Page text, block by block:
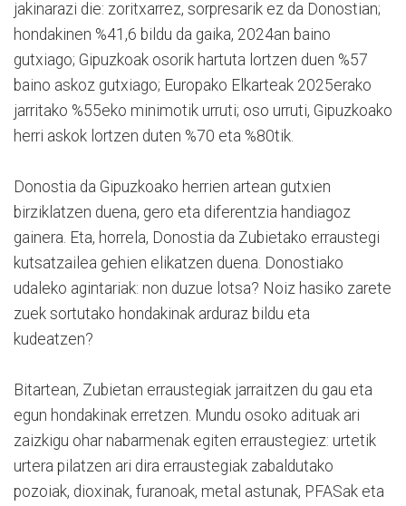
jakinarazi die: zoritxarrez, sorpresarik ez da Donostian;
hondakinen %41,6 bildu da gaika, 2024an baino
gutxiago; Gipuzkoak osorik hartuta lortzen duen %57
baino askoz gutxiago; Europako Elkarteak 2025erako
jarritako %55eko minimotik urruti; oso urruti, Gipuzkoako
herri askok lortzen duten %70 eta %80tik.
Donostia da Gipuzkoako herrien artean gutxien
birziklatzen duena, gero eta diferentzia handiagoz
gainera. Eta, horrela, Donostia da Zubietako erraustegi
kutsatzailea gehien elikatzen duena. Donostiako
udaleko agintariak: non duzue lotsa? Noiz hasiko zarete
zuek sortutako hondakinak arduraz bildu eta
kudeatzen?
Bitartean, Zubietan erraustegiak jarraitzen du gau eta
egun hondakinak erretzen. Mundu osoko adituak ari
zaizkigu ohar nabarmenak egiten erraustegiez: urtetik
urtera pilatzen ari dira erraustegiak zabaldutako
pozoiak, dioxinak, furanoak, metal astunak, PFASak eta